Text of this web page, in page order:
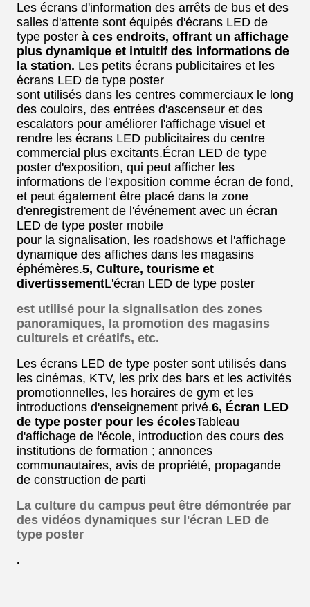
Les écrans d'information des arrêts de bus et des
salles d'attente sont équipés d'écrans LED de
type poster à ces endroits, offrant un affichage
plus dynamique et intuitif des informations de
la station. Les petits écrans publicitaires et les
écrans LED de type poster
sont utilisés dans les centres commerciaux le long
des couloirs, des entrées d'ascenseur et des
escalators pour améliorer l'affichage visuel et
rendre les écrans LED publicitaires du centre
commercial plus excitants.Écran LED de type
poster d'exposition, qui peut afficher les
informations de l'exposition comme écran de fond,
et peut également être placé dans la zone
d'enregistrement de l'événement avec un écran
LED de type poster mobile
pour la signalisation, les roadshows et l'affichage
dynamique des affiches dans les magasins
éphémères.5, Culture, tourisme et
divertissementL'écran LED de type poster
est utilisé pour la signalisation des zones
panoramiques, la promotion des magasins
culturels et créatifs, etc.
Les écrans LED de type poster sont utilisés dans
les cinémas, KTV, les prix des bars et les activités
promotionnelles, les horaires de gym et les
introductions d'enseignement privé.6, Écran LED
de type poster pour les écolesTableau
d'affichage de l'école, introduction des cours des
institutions de formation ; annonces
communautaires, avis de propriété, propagande
de construction de parti
La culture du campus peut être démontrée par
des vidéos dynamiques sur l'écran LED de
type poster
.